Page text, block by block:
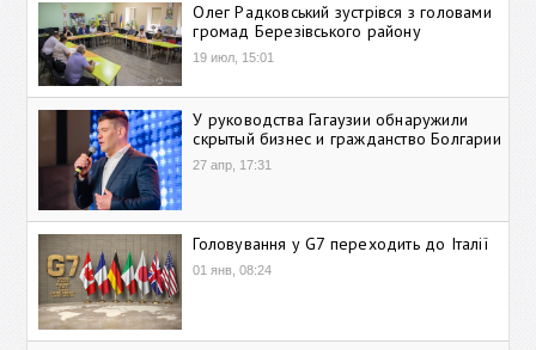
Олег Радковський зустрівся з головами
громад Березівського району
19 июл, 15:01
У руководства Гагаузии обнаружили
скрытый бизнес и гражданство Болгарии
27 апр, 17:31
Головування у G7 переходить до Італії
01 янв, 08:24